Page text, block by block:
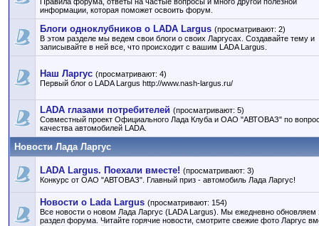
информации, которая поможет освоить форум.
Блоги одноклубников о LADA Largus (просматривают: 2)
В этом разделе мы ведем свои блоги о своих Ларгусах. Создавайте тему и
записывайте в ней все, что происходит с вашим LADA Largus.
Наш Ларгус (просматривают: 4)
Первый блог о LADA Largus http://www.nash-largus.ru/
LADA глазами потребителей (просматривают: 5)
Совместный проект Официального Лада Клуба и ОАО "АВТОВАЗ" по
качества автомобилей LADA.
Новости Лада Ларгус
LADA Largus. Поехали вместе! (просматривают: 3)
Конкурс от ОАО "АВТОВАЗ". Главный приз - автомобиль Лада Ларгус!
Новости о Lada Largus (просматривают: 154)
Все новости о новом Лада Ларгус (LADA Largus). Мы ежедневно обновляем
раздел форума. Читайте горячие новости, смотрите свежие фото Ларгус